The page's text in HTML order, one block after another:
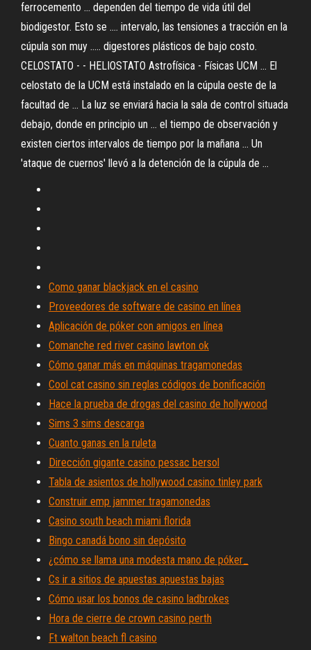
ferrocemento ... dependen del tiempo de vida útil del
biodigestor. Esto se .... intervalo, las tensiones a tracción en la
cúpula son muy ..... digestores plásticos de bajo costo.
CELOSTATO - - HELIOSTATO Astrofísica - Físicas UCM ... El
celostato de la UCM está instalado en la cúpula oeste de la
facultad de ... La luz se enviará hacia la sala de control situada
debajo, donde en principio un ... el tiempo de observación y
existen ciertos intervalos de tiempo por la mañana ... Un
'ataque de cuernos' llevó a la detención de la cúpula de ...
Como ganar blackjack en el casino
Proveedores de software de casino en línea
Aplicación de póker con amigos en línea
Comanche red river casino lawton ok
Cómo ganar más en máquinas tragamonedas
Cool cat casino sin reglas códigos de bonificación
Hace la prueba de drogas del casino de hollywood
Sims 3 sims descarga
Cuanto ganas en la ruleta
Dirección gigante casino pessac bersol
Tabla de asientos de hollywood casino tinley park
Construir emp jammer tragamonedas
Casino south beach miami florida
Bingo canadá bono sin depósito
¿cómo se llama una modesta mano de póker_
Cs ir a sitios de apuestas apuestas bajas
Cómo usar los bonos de casino ladbrokes
Hora de cierre de crown casino perth
Ft walton beach fl casino